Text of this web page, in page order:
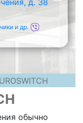
д. 38
и др.
обычно